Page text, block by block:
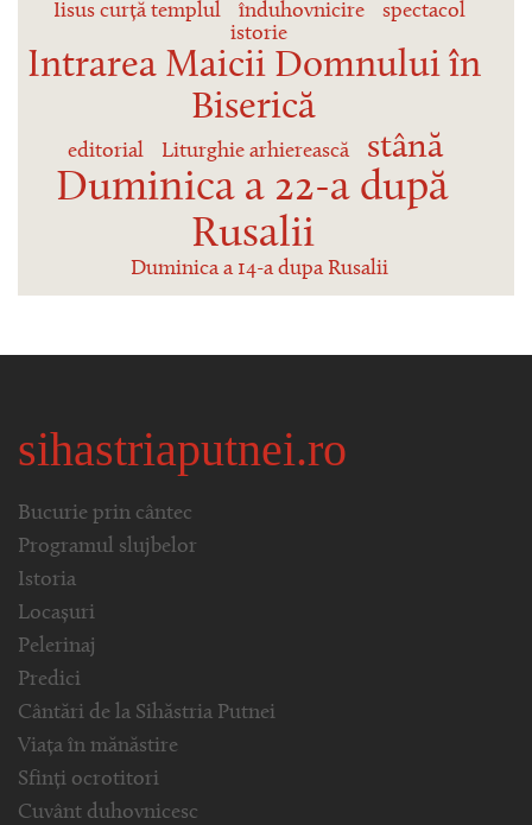
Iisus curță templul înduhovnicire
spectacol
istorie
Intrarea Maicii Domnului în
Biserică
editorial Liturghie arhierească stână
Duminica a 22-a după
Rusalii
Duminica a 14-a dupa Rusalii
sihastriaputnei.ro
Bucurie prin cântec
Programul slujbelor
Istoria
Locașuri
Pelerinaj
Predici
Cântări de la Sihăstria Putnei
Viața în mănăstire
Sfinți ocrotitori
Cuvânt duhovnicesc